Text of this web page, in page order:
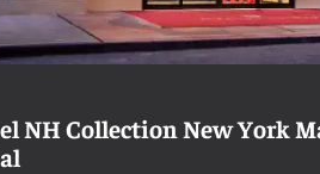
NH Collection New York